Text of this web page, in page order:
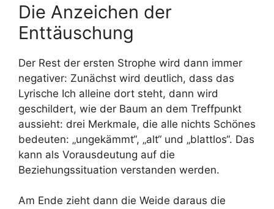
Die Anzeichen der
Enttäuschung
Der Rest der ersten Strophe wird dann immer
negativer: Zunächst wird deutlich, dass das
Lyrische Ich alleine dort steht, dann wird
geschildert, wie der Baum an dem Treffpunkt
aussieht: drei Merkmale, die alle nichts Schönes
bedeuten: „ungekämmt“, „alt“ und „blattlos“. Das
kann als Vorausdeutung auf die
Beziehungssituation verstanden werden.
Am Ende zieht dann die Weide daraus die